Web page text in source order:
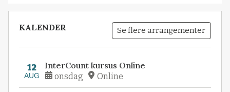
KALENDER Se flere arrangementer
12
AUG
InterCount kursus Online
onsdag Online